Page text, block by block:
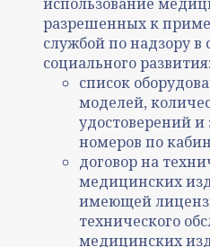
разрешенных к
службой по надзору в
социального развития:
список
моделей,
удостоверений
номеров по
договор на
медицинских
имеющей
технического
медицинских